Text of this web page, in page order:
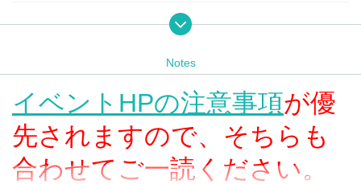
当サークルで取り扱う作品(ホームページ・広報メディア・イベント等)
にはピアプロ・キャラクター・ライセンス等の各種ライセンスに基付
「巡音ルカ」「可不」「IA」「GUMI」「重音テト」を描いたものが含
「MEIKO」「KAITO」「初音ミク」「鏡音リン」「鏡音レン」「巡音
ルカ」はクリプトン・フューチャー・メディア株式会社の登録商標で
す。
「可不」は株式会社THINKRのキャラクターであり、同社の登録商標で
す。
Notes
イベントHPの注意事項が優
先されますので、そちらも
合わせてご一読ください。